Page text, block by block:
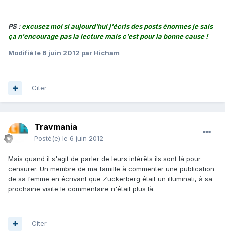
PS :excusez moi si aujourd'hui j'écris des posts énormes je sais
ça n'encourage pas la lecture mais c'est pour la bonne cause !
Modifié le 6 juin 2012 par Hicham
Citer
Travmania
Posté(e) le 6 juin 2012
Mais quand il s'agit de parler de leurs intérêts ils sont là pour
censurer. Un membre de ma famille à commenter une publication
de sa femme en écrivant que Zuckerberg était un illuminati, à sa
prochaine visite le commentaire n'était plus là.
Citer